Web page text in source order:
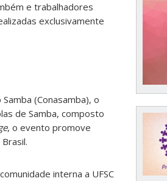
e trabalhadores
exclusivamente
(Conasamba), o
de Samba, composto
, o evento promove
interna a UFSC